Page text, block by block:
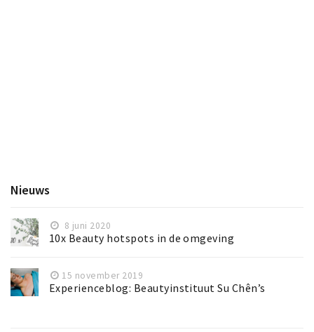
Nieuws
8 juni 2020
10x Beauty hotspots in de omgeving
15 november 2019
Experienceblog: Beautyinstituut Su Chên’s